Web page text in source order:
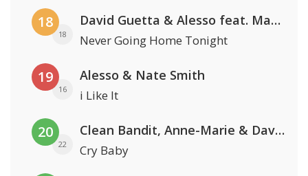
18
18
David Guetta & Alesso feat. Madison Love
Never Going Home Tonight
19
16
Alesso & Nate Smith
i Like It
20
22
Clean Bandit, Anne-Marie & David Guetta
Cry Baby